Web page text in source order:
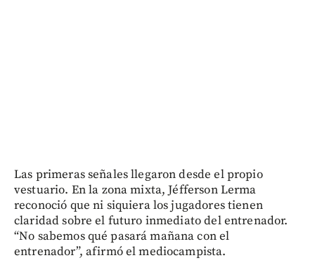
Las primeras señales llegaron desde el propio
vestuario. En la zona mixta, Jéfferson Lerma
reconoció que ni siquiera los jugadores tienen
claridad sobre el futuro inmediato del entrenador.
“No sabemos qué pasará mañana con el
entrenador”, afirmó el mediocampista.